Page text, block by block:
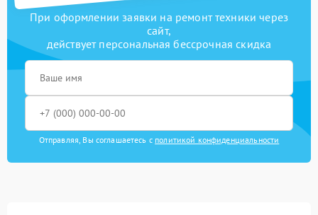
При оформлении заявки на ремонт техники через
сайт,
действует персональная бессрочная скидка
Отправляя, Вы соглашаетесь с политикой конфиденциальности